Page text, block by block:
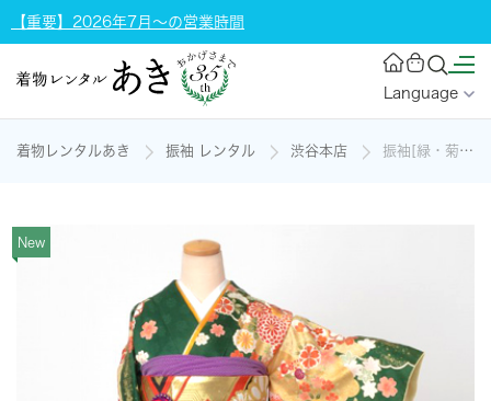
【重要】2026年7月～の営業時間
Language
着物レンタルあき 振袖 レンタル 渋谷本店 振袖[緑・菊・毬]の着物レンタル
New